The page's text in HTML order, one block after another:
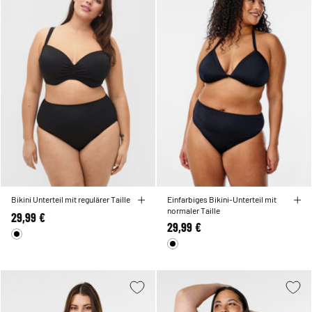
Bikini Unterteil mit regulärer Taille
29,99 €
Einfarbiges Bikini-Unterteil mit
normaler Taille
29,99 €